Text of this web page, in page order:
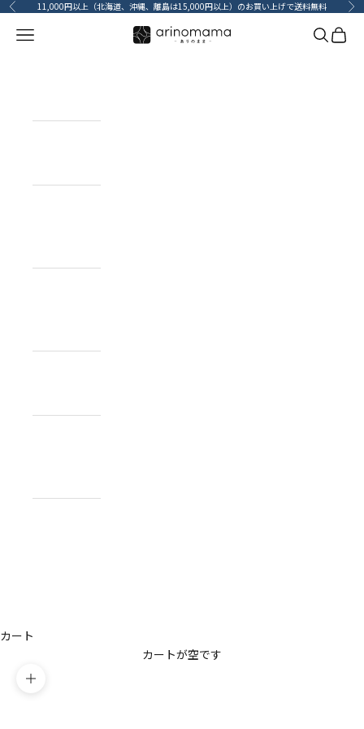
コンテンツへスキップ
前へ 11,000円以上（北海道、沖縄、離島は15,000円以上）のお買い上げで送料無料 次
メニューを開く 検索を開
カー
カート
カートが空です
ズームイン